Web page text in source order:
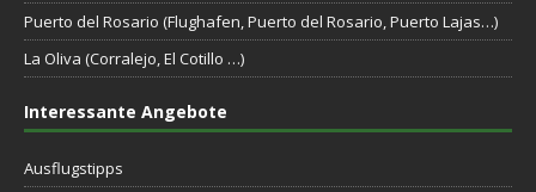
Puerto del Rosario (Flughafen, Puerto del Rosario, Puerto Lajas…)
La Oliva (Corralejo, El Cotillo …)
Interessante Angebote
Ausflugstipps